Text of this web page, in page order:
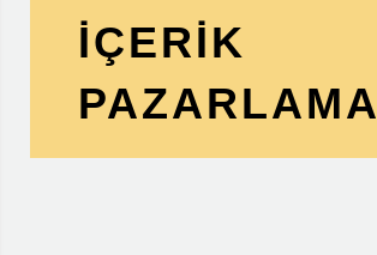
İÇERİK
PAZARLAMA